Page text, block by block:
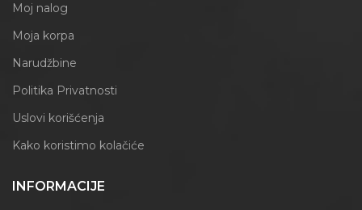
Moj nalog
Moja korpa
Narudžbine
Politika Privatnosti
Uslovi korišćenja
Kako koristimo kolačiće
INFORMACIJE